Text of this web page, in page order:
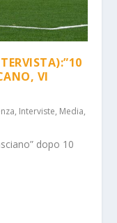
VI
, Interviste, Media,
dopo 10